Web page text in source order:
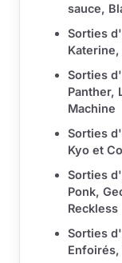
sauce,
Sorties
Sorties
Panther,
Machine
Sorties
Kyo et
Sorties
Ponk,
Reckless
Sorties